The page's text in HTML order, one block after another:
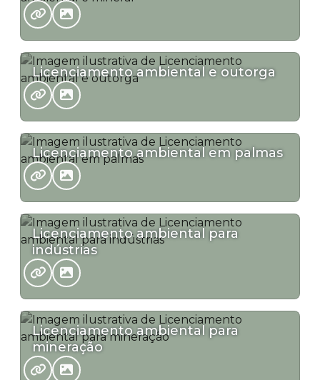
Licenciamento ambiental e outorga
Licenciamento ambiental em palmas
Licenciamento ambiental para
indústrias
Licenciamento ambiental para
mineração